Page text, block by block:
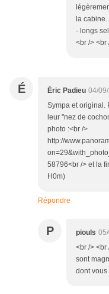
la
- longs
<br /> <br
É Éric Padieu 04/
Sympa et original.
leur "nez de
photo :<br />
http://
58796<br /> et la
H0m)
Répondre
P piouls
<br /> <br
sont
dont vous